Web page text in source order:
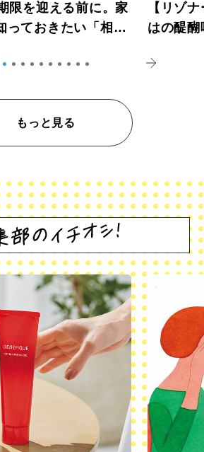
限を迎える前に。家
っておきたい「相続
【リゾ
はの醍
もっと見る